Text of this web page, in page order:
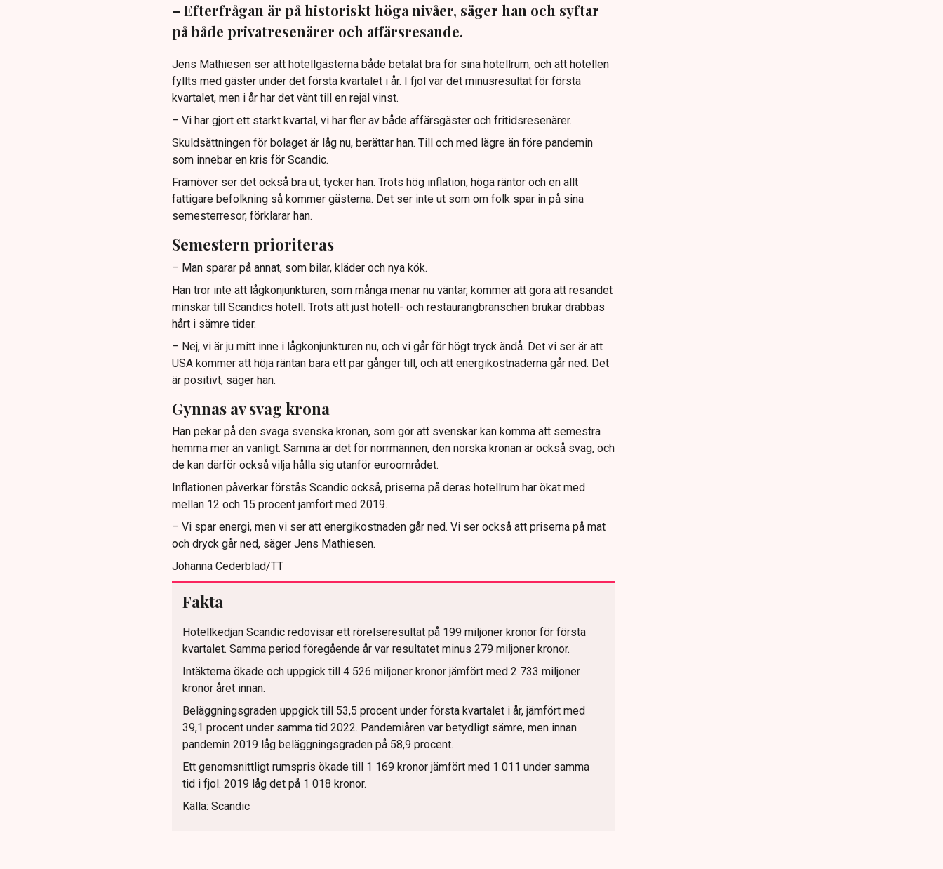
– Efterfrågan är på historiskt höga nivåer, säger han och syftar
på både privatresenärer och affärsresande.
Jens Mathiesen ser att hotellgästerna både betalat bra för sina hotellrum, och att hotellen
fyllts med gäster under det första kvartalet i år. I fjol var det minusresultat för första
kvartalet, men i år har det vänt till en rejäl vinst.
– Vi har gjort ett starkt kvartal, vi har fler av både affärsgäster och fritidsresenärer.
Skuldsättningen för bolaget är låg nu, berättar han. Till och med lägre än före pandemin
som innebar en kris för Scandic.
Framöver ser det också bra ut, tycker han. Trots hög inflation, höga räntor och en allt
fattigare befolkning så kommer gästerna. Det ser inte ut som om folk spar in på sina
semesterresor, förklarar han.
Semestern prioriteras
– Man sparar på annat, som bilar, kläder och nya kök.
Han tror inte att lågkonjunkturen, som många menar nu väntar, kommer att göra att resandet
minskar till Scandics hotell. Trots att just hotell- och restaurangbranschen brukar drabbas
hårt i sämre tider.
– Nej, vi är ju mitt inne i lågkonjunkturen nu, och vi går för högt tryck ändå. Det vi ser är att
USA kommer att höja räntan bara ett par gånger till, och att energikostnaderna går ned. Det
är positivt, säger han.
Gynnas av svag krona
Han pekar på den svaga svenska kronan, som gör att svenskar kan komma att semestra
hemma mer än vanligt. Samma är det för norrmännen, den norska kronan är också svag, och
de kan därför också vilja hålla sig utanför euroområdet.
Inflationen påverkar förstås Scandic också, priserna på deras hotellrum har ökat med
mellan 12 och 15 procent jämfört med 2019.
– Vi spar energi, men vi ser att energikostnaden går ned. Vi ser också att priserna på mat
och dryck går ned, säger Jens Mathiesen.
Johanna Cederblad/TT
Fakta
Hotellkedjan Scandic redovisar ett rörelseresultat på 199 miljoner kronor för första
kvartalet. Samma period föregående år var resultatet minus 279 miljoner kronor.
Intäkterna ökade och uppgick till 4 526 miljoner kronor jämfört med 2 733 miljoner
kronor året innan.
Beläggningsgraden uppgick till 53,5 procent under första kvartalet i år, jämfört med
39,1 procent under samma tid 2022. Pandemiåren var betydligt sämre, men innan
pandemin 2019 låg beläggningsgraden på 58,9 procent.
Ett genomsnittligt rumspris ökade till 1 169 kronor jämfört med 1 011 under samma
tid i fjol. 2019 låg det på 1 018 kronor.
Källa: Scandic